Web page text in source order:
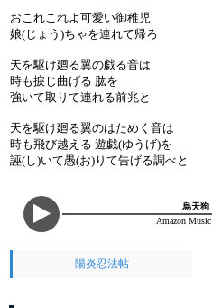
おこれこれよ可愛い御稚児
娘(じょう)ちゃを連れて帰ろ
天を駆け廻る翼の戯る音は
時も捩じ曲げる 肱を
強いて取りて連れる前兆と
天を駆け廻る翼のはためく音は
時も飛び越える 遊戯(ゆうげ)を
誣(し)いて愚(お)りて告げる調べと
烏天狗
Amazon
陽炎忍法帖